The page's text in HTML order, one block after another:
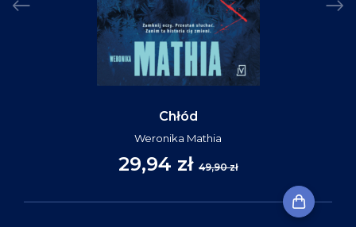
Chłód
Weronika Mathia
29,94 zł 49,90 zł